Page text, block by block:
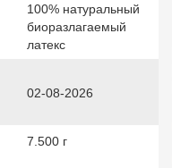
100% натуральный
биоразлагаемый
латекс
02-08-2026
7.500 г